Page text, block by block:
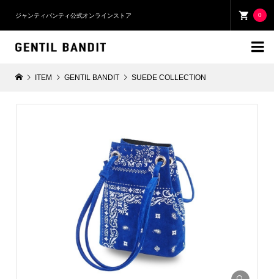
ジャンティバンティ公式オンラインストア 0

ITEM GENTIL BANDIT SUEDE COLLECTION